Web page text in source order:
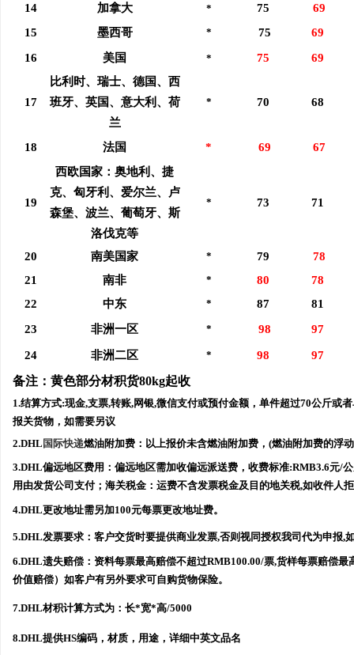
14
加拿大 * 75
69
15
墨西哥 * 75
69
16
美国 * 75 69
17
比利时、瑞士、德国、西
班牙、英国、意大利、荷
兰
* 70 68
18 法国 * 69 67
19
西欧国家：奥地利、捷
克、匈牙利、爱尔兰、卢
森堡、波兰、葡萄牙、斯
洛伐克等
* 73 71
20 南美国家 * 79
78
21
南非 * 80
78
22
中东 * 87
81
23
非洲一区 * 98 97
24 非洲二区 * 98 97
备注： 黄色部分材积货80kg起收
1.结算方式:现金,支票,转账,网银,微信支付或预付金额，单件超过70公斤或
报关货物，如需要另议
2.DHL 国际快递燃油附加费：以上报价未含燃油附加费，(燃油附加费的浮
3.DHL偏远地区费用：偏远地区需加收偏远派送费，收费标准:RMB3.6元/
用由发货公司支付；海关税金：运费不含发票税金及目的地关税,如收件人
4.DHL更改地址需另加100元每票更改地址费。
5.DHL发票要求：客户交货时要提供商业发票,否则视同授权我司代为申报,
6.DHL遗失赔偿：资料每票最高赔偿不超过RMB100.00/票,货样每票赔偿
价值赔偿）如客户有另外要求可自购货物保险。
7.DHL材积计算方式为：长*宽*高/5000
8.DHL提供HS编码，材质，用途，详细中英文品名